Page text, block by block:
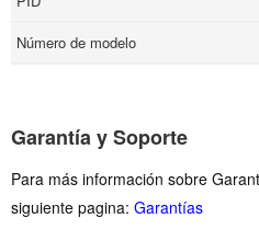
Número de modelo
Garantía y Soporte
Para más información sobre
siguiente pagina: Garantías